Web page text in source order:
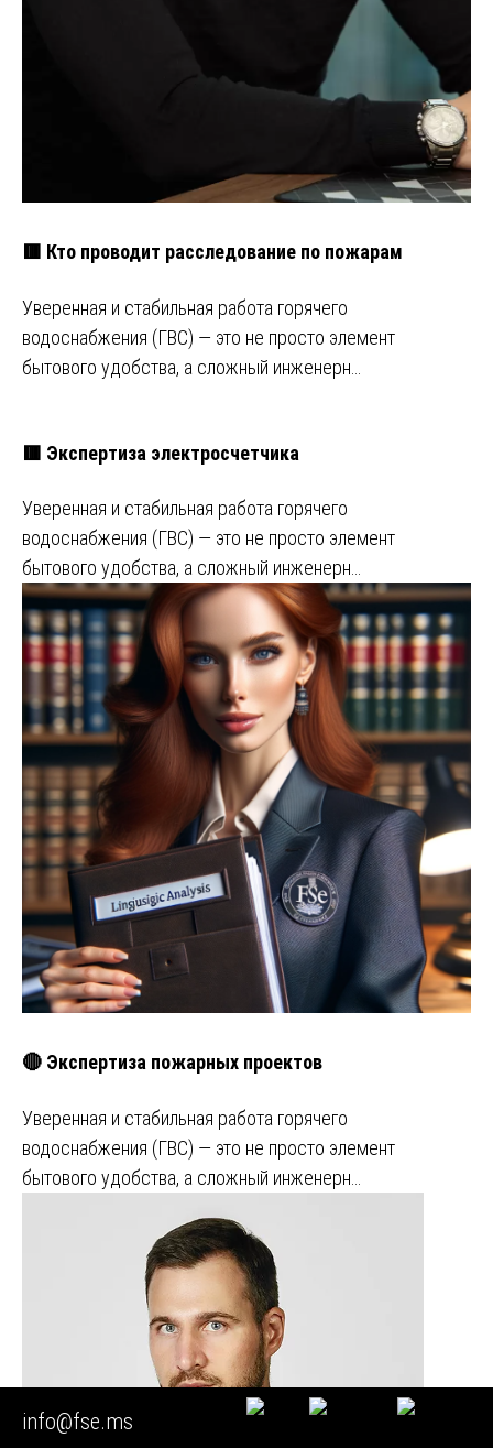
🟥 Кто проводит расследование по пожарам
Уверенная и стабильная работа горячего
водоснабжения (ГВС) — это не просто элемент
бытового удобства, а сложный инженерн…
🟥 Экспертиза электросчетчика
Уверенная и стабильная работа горячего
водоснабжения (ГВС) — это не просто элемент
бытового удобства, а сложный инженерн…
🔴 Экспертиза пожарных проектов
Уверенная и стабильная работа горячего
водоснабжения (ГВС) — это не просто элемент
бытового удобства, а сложный инженерн…
info@fse.ms